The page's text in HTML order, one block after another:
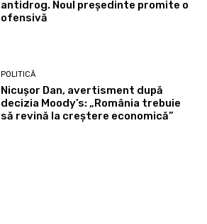
antidrog. Noul președinte promite o
ofensivă
POLITICĂ
Nicușor Dan, avertisment după
decizia Moody’s: „România trebuie
să revină la creștere economică”